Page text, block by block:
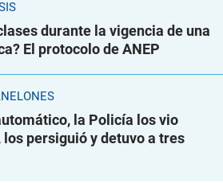
durante la vigencia de una
El protocolo de ANEP
la Policía los vio
los persiguió y detuvo a tres